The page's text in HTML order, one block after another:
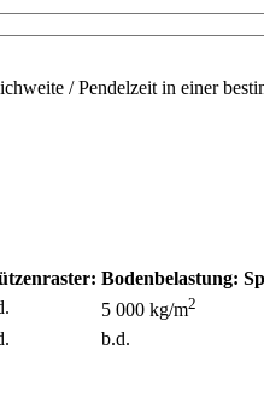
/ Pendelzeit in einer
Bodenbelastung:
5 000 kg/m2
b.d.